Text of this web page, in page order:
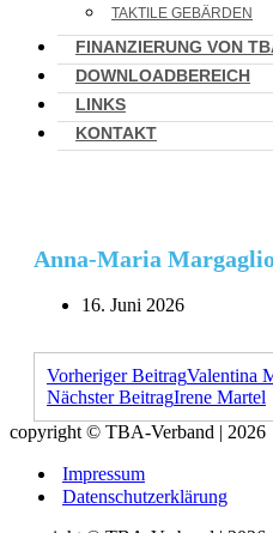
TAKTILE GEBÄRDEN
FINANZIERUNG VON
DOWNLOADBEREICH
LINKS
KONTAKT
Anna-Maria
16. Juni 2026
Vorheriger BeitragValentina
Nächster BeitragIrene Martel
copyright © TBA-Verband | 2026
Impressum
Datenschutzerklärung